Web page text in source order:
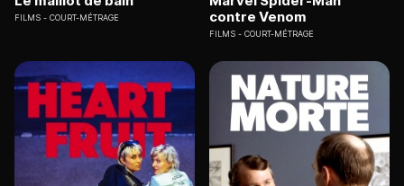
FILMS COURT-MÉTRAGE
contre Venom
FILMS COURT-MÉTRAGE